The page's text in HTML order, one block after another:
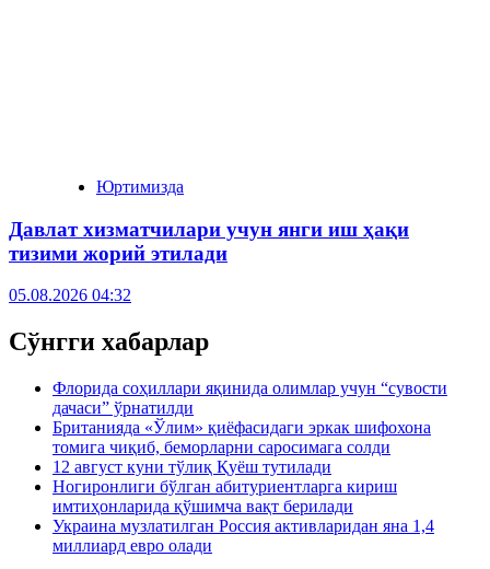
Юртимизда
Давлат хизматчилари учун янги иш ҳақи
тизими жорий этилади
05.08.2026 04:32
Сўнгги хабарлар
Флорида соҳиллари яқинида олимлар учун “сувости
дачаси” ўрнатилди
Британияда «Ўлим» қиёфасидаги эркак шифохона
томига чиқиб, беморларни саросимага солди
12 август куни тўлиқ Қуёш тутилади
Ногиронлиги бўлган абитуриентларга кириш
имтиҳонларида қўшимча вақт берилади
Украина музлатилган Россия активларидан яна 1,4
миллиард евро олади